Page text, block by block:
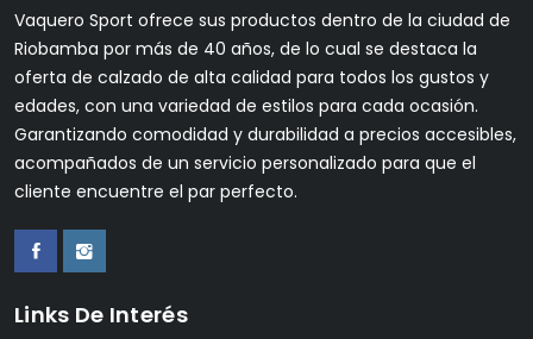
Vaquero Sport ofrece sus productos dentro de la ciudad de
Riobamba por más de 40 años, de lo cual se destaca la
oferta de calzado de alta calidad para todos los gustos y
edades, con una variedad de estilos para cada ocasión.
Garantizando comodidad y durabilidad a precios accesibles,
acompañados de un servicio personalizado para que el
cliente encuentre el par perfecto.
Links De Interés